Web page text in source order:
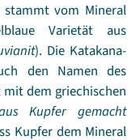
vom Mineral
Varietät aus
). Die Katakana-
den Namen des
mit dem griechischen
Kupfer gemacht
Kupfer dem Mineral